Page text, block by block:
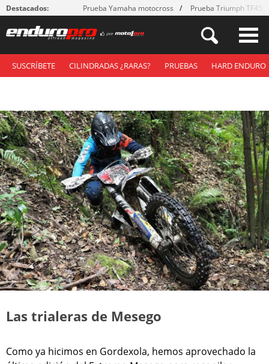
Destacados: Prueba Yamaha motocross Prueba Triumph
SUSCRÍBETE CILINDRADAS ¿RARAS? PRUEBAS HARD ENDURO
Las trialeras de Mesego
Como ya hicimos en Gordexola, hemos aprovechado la